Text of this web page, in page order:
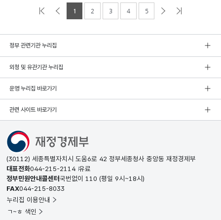
1 2 3 4 5
정부 관련기관 누리집
외청 및 유관기관 누리집
운영 누리집 바로가기
관련 사이트 바로가기
(30112) 세종특별자치시 도움6로 42 정부세종청사 중앙동 재정경제부
대표전화044-215-2114 유료
정부민원안내콜센터국번없이 110 (평일 9시~18시)
FAX044-215-8033
누리집 이용안내
ㄱ~ㅎ 색인